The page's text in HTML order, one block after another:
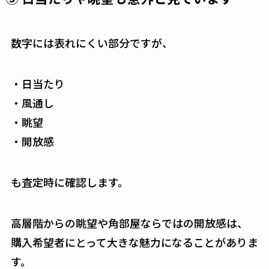
数字には表れにくい部分ですが、
・日当たり
・風通し
・眺望
・開放感
も査定時に確認します。
高層階からの眺望や角部屋ならではの開放感は、
購入希望者にとって大きな魅力になることがありま
す。